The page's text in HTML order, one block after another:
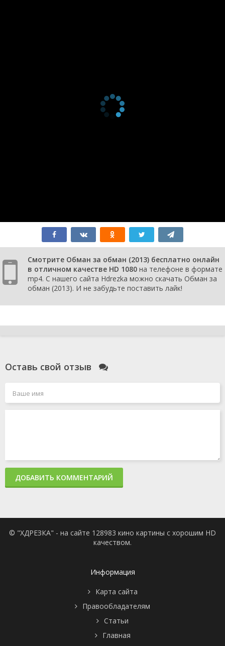
Смотрите Обман за обман (2013) бесплатно онлайн
в отличном качестве HD 1080 на телефоне в формате
mp4. С нашего сайта Hdrezka можно скачать Обман за
обман (2013). И не забудьте поставить лайк!
Оставь свой отзыв
ДОБАВИТЬ КОММЕНТАРИЙ
© "ХДРЕЗКА" - на сайте 128983 кино картины с хорошим HD
качеством.
Информация
Карта сайта
Правообладателям
Статьи
Главная